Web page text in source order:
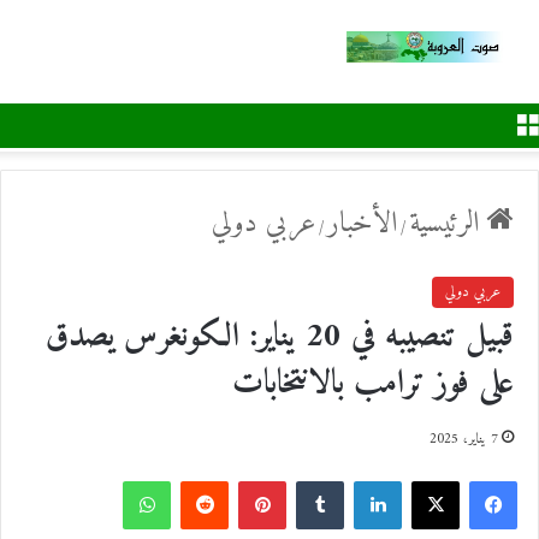
الرئيسية/الأخبار/عربي دولي
عربي دولي
قبيل تنصيبه في 20 يناير: الكونغرس يصدق
على فوز ترامب بالانتخابات
7 يناير، 2025